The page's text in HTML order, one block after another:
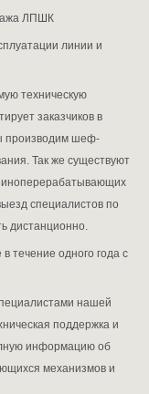
ЛПШК
линии и
техническую
заказчиков в
производим шеф-
Так же существуют
специалистов по
дистанционно.
течение одного года с
нашей
поддержка и
информацию об
механизмов и